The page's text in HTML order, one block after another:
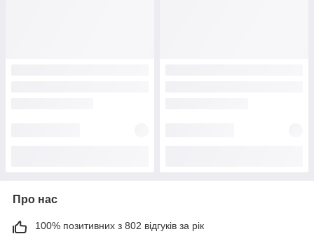
Про нас
100% позитивних з 802 відгуків за рік